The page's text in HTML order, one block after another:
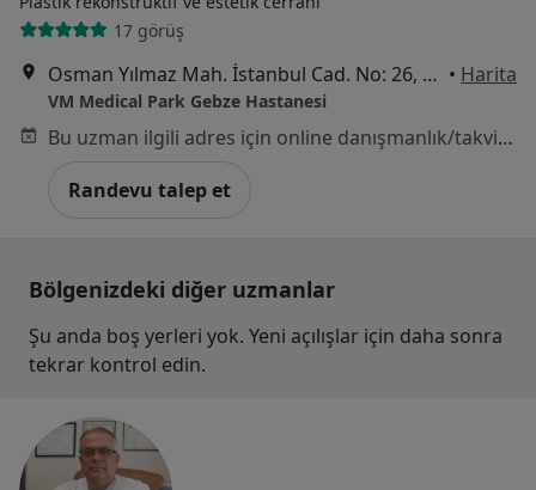
17 görüş
Osman Yılmaz Mah. İstanbul Cad. No: 26, Kocaeli • Harita
VM Medical Park Gebze Hastanesi
Bu uzman ilgili adres için online danışmanlık/takvim sunmuyor.
Randevu talep et
Bölgenizdeki diğer uzmanlar
Şu anda boş yerleri yok. Yeni açılışlar için daha sonra
tekrar kontrol edin.